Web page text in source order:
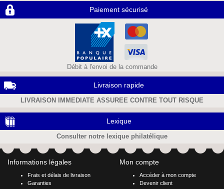
Paiement sécurisé
Débit à l'envoi de la commande
Livraison rapide
LIVRAISON IMMEDIATE ASSUREE CONTRE TOUT RISQUE
Lexique
Consulter notre lexique philatélique
Informations légales
Frais et délais de livraison
Garanties
Mon compte
Accéder à mon compte
Devenir client